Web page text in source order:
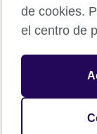
© 2026 British
The United
relations and
de cookies.
el centro de